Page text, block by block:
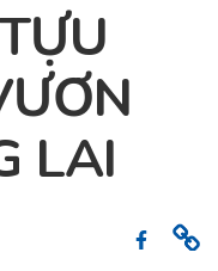
LAI